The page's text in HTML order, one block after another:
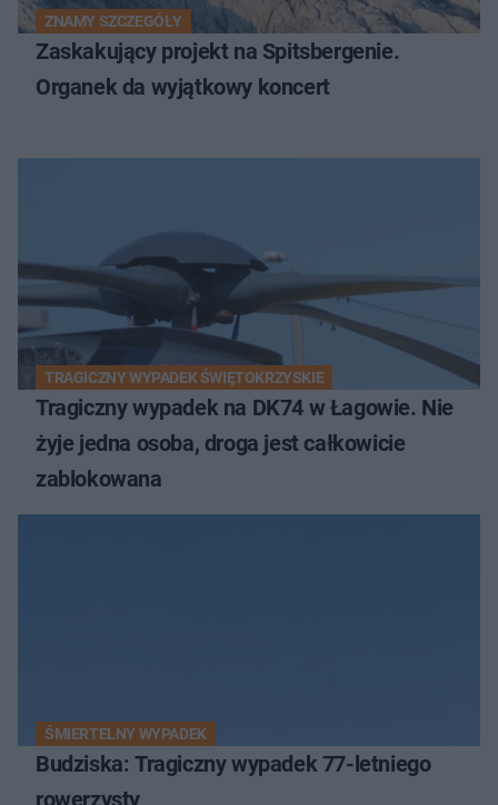
ZNAMY SZCZEGÓŁY
Zaskakujący projekt na Spitsbergenie.
Organek da wyjątkowy koncert
TRAGICZNY WYPADEK ŚWIĘTOKRZYSKIE
Tragiczny wypadek na DK74 w Łagowie. Nie
żyje jedna osoba, droga jest całkowicie
zablokowana
ŚMIERTELNY WYPADEK
Budziska: Tragiczny wypadek 77-letniego
rowerzysty